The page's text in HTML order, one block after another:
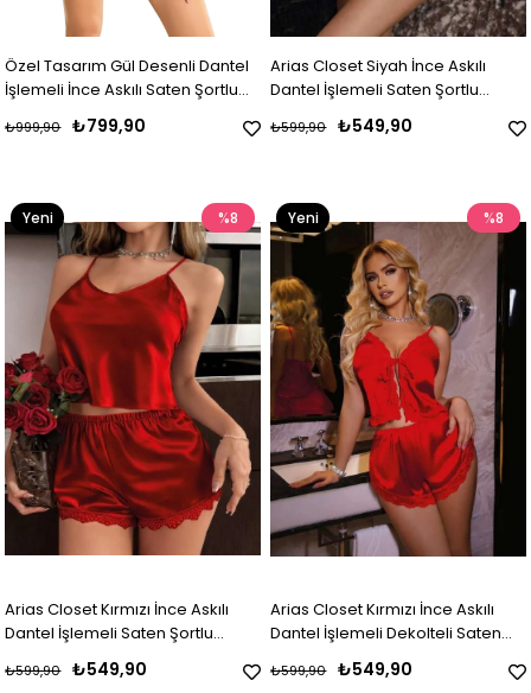
Özel Tasarım Gül Desenli Dantel
İşlemeli İnce Askılı Saten Şortlu
₺799,90
₺999,90
Arias Closet Siyah İnce Askılı
Dantel İşlemeli Saten Şortlu
₺549,90
₺599,90
Arias Closet Kırmızı İnce Askılı
Dantel İşlemeli Saten Şortlu
₺549,90
₺599,90
%8
Yeni
Ürün
Arias Closet Kırmızı İnce Askılı
Dantel İşlemeli Dekolteli Saten
Şortlu Takım
₺549,90
₺599,90
%8
Yeni
Ürün